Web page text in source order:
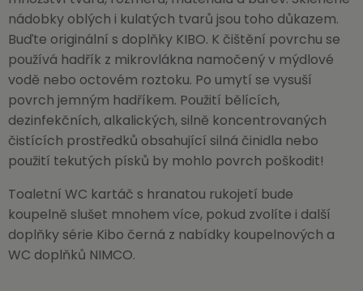
nádobky oblých i kulatých tvarů jsou toho důkazem.
Buďte originální s doplňky KIBO. K čištění povrchu se
používá hadřík z mikrovlákna namočený v mýdlové
vodě nebo octovém roztoku. Po umytí se vysuší
povrch jemným hadříkem. Použití bělících,
dezinfekčních, alkalických, silně koncentrovaných
čistících prostředků obsahující silná činidla nebo
použití tekutých písků by mohlo povrch poškodit!
Toaletní WC kartáč s hranatou rukojetí bude
koupelně slušet mnohem více, pokud zvolíte i další
doplňky série Kibo černá z nabídky koupelnových a
WC doplňků NIMCO.